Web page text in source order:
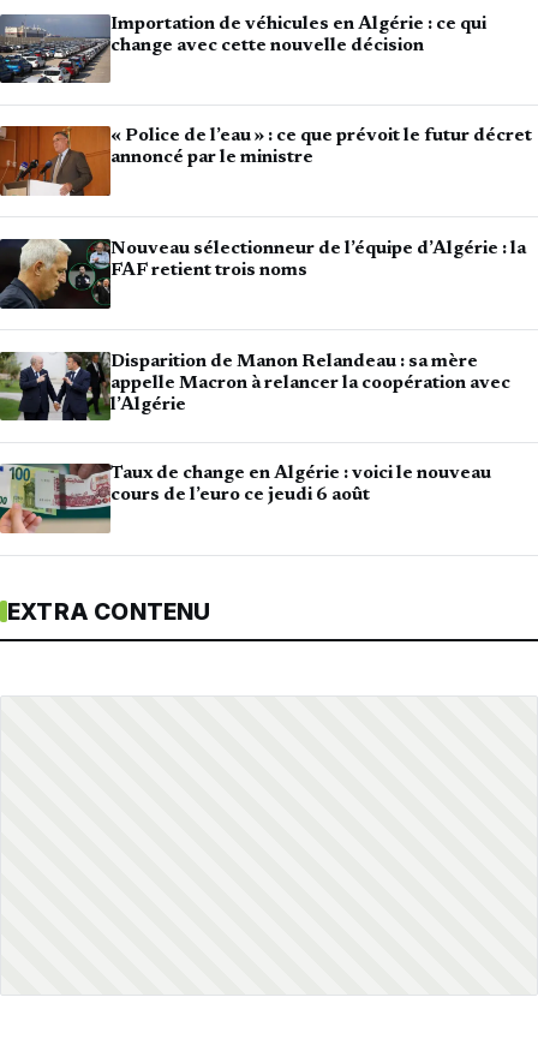
Importation de véhicules en Algérie : ce qui
change avec cette nouvelle décision
« Police de l’eau » : ce que prévoit le futur décret
annoncé par le ministre
Nouveau sélectionneur de l’équipe d’Algérie : la
FAF retient trois noms
Disparition de Manon Relandeau : sa mère
appelle Macron à relancer la coopération avec
l’Algérie
Taux de change en Algérie : voici le nouveau
cours de l’euro ce jeudi 6 août
EXTRA CONTENU